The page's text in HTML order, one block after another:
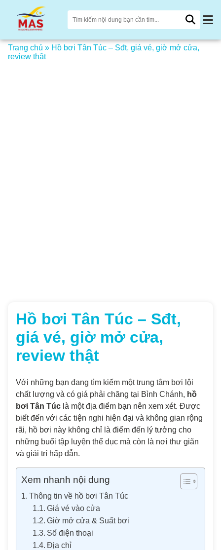
Trang chủ » Hồ bơi Tân Túc – Sđt, giá vé, giờ mở cửa,
review thật
Hồ bơi Tân Túc – Sđt,
giá vé, giờ mở cửa,
review thật
Với những bạn đang tìm kiếm một trung tâm bơi lội
chất lượng và có giá phải chăng tại Bình Chánh, hồ
bơi Tân Túc là một địa điểm bạn nên xem xét. Được
biết đến với các tiện nghi hiện đại và không gian rộng
rãi, hồ bơi này không chỉ là điểm đến lý tưởng cho
những buổi tập luyện thể dục mà còn là nơi thư giãn
và giải trí hấp dẫn.
Xem nhanh nội dung
Thông tin về hồ bơi Tân Túc
Giá vé vào cửa
Giờ mở cửa & Suất bơi
Số điện thoại
Địa chỉ